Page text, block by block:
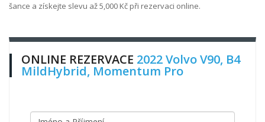
šance a získejte slevu až 5,000 Kč při rezervaci online.
ONLINE REZERVACE 2022 Volvo V90, B4
MildHybrid, Momentum Pro